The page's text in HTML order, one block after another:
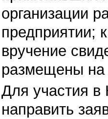
организации
предприятии;
вручение
размещены на
Для участия в
направить